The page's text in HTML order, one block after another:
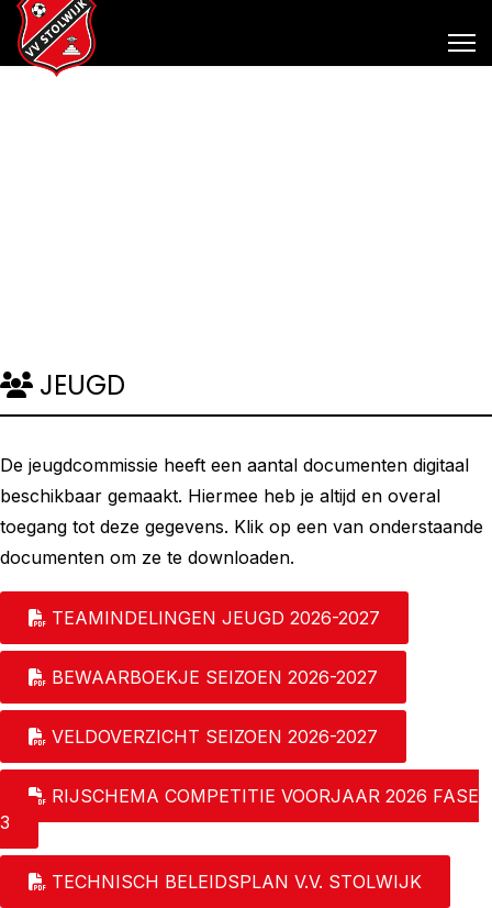
JEUGD
De jeugdcommissie heeft een aantal documenten digitaal
beschikbaar gemaakt. Hiermee heb je altijd en overal
toegang tot deze gegevens. Klik op een van onderstaande
documenten om ze te downloaden.
TEAMINDELINGEN JEUGD 2026-2027
BEWAARBOEKJE SEIZOEN 2026-2027
VELDOVERZICHT SEIZOEN 2026-2027
RIJSCHEMA COMPETITIE VOORJAAR 2026 FASE
3
TECHNISCH BELEIDSPLAN V.V. STOLWIJK